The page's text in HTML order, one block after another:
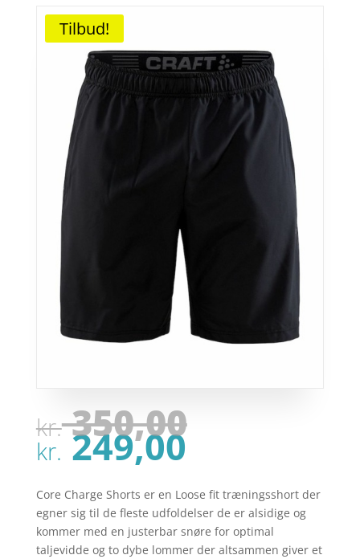
Tilbud!
kr.350,00Den
var:
kr.
kr.249,00Den
pris
er:
kr.
Core Charge Shorts er en Loose fit træningsshort der
egner sig til de fleste udfoldelser de er alsidige og
kommer med en justerbar snøre for optimal
taljevidde og to dybe lommer der altsammen giver et